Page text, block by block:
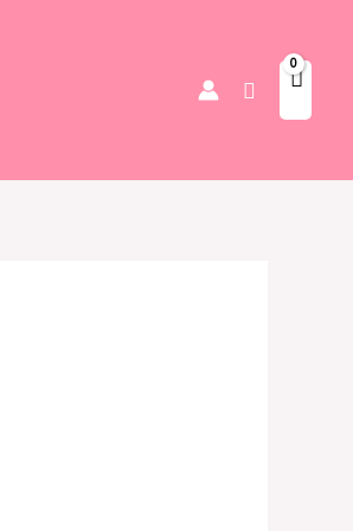
Buscar